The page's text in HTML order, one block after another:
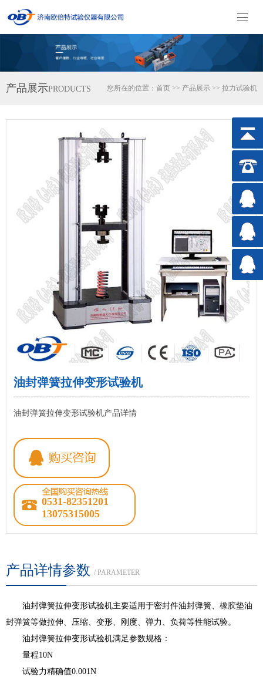
产品展示PRODUCTS 您所在的位置： 首页 >> 产品展示 >> 拉力试验机
油封弹簧拉伸变形试验机
油封弹簧拉伸变形试验机产品详情
0531-82351201
13075315005
产品详情参数 / PARAMETER
油封弹簧拉伸变形试验机主要适用于密封件油封弹簧、 橡胶垫油
封弹簧等做拉伸、压缩、变形、刚度、弹力、负荷等性能试验。
油封弹簧拉伸变形试验机满足参数规格：
量程10N
试验力精确值0.001N